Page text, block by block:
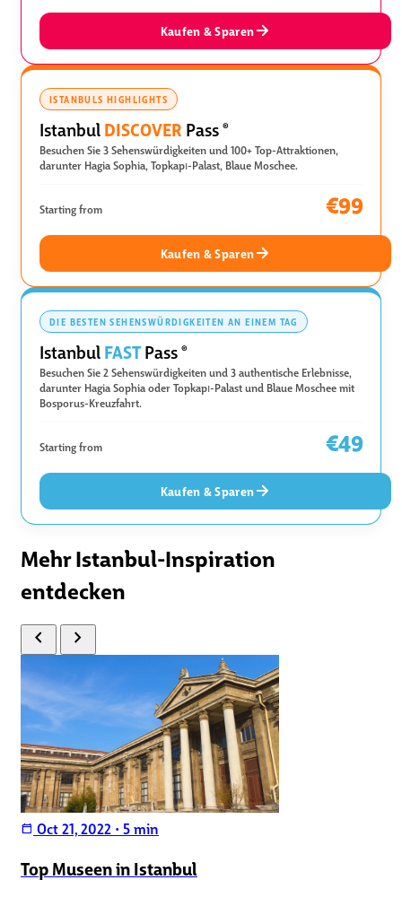
Kaufen & Sparen
ISTANBULS HIGHLIGHTS
IstanbulDISCOVER Pass ®
Besuchen Sie 3 Sehenswürdigkeiten und 100+ Top-Attraktionen,
darunter Hagia Sophia, Topkapı-Palast, Blaue Moschee.
Starting from €99
Kaufen & Sparen
DIE BESTEN SEHENSWÜRDIGKEITEN AN EINEM TAG
IstanbulFASTPass ®
Besuchen Sie 2 Sehenswürdigkeiten und 3 authentische Erlebnisse,
darunter Hagia Sophia oder Topkapı-Palast und Blaue Moschee mit
Bosporus-Kreuzfahrt.
Starting from €49
Kaufen & Sparen
Mehr Istanbul-Inspiration
entdecken
chevron_left chevron_right
calendar_today Oct 21, 2022 • 5 min
Top Museen in Istanbul